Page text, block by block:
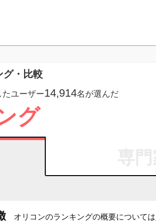
グ・比較
ユーザー14,914名が選んだ
グ
オリコンのランキングの概要については